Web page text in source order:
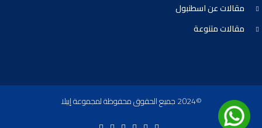
مقالات عن اسطنبول
مقالات متنوعة
©2024 جميع الحقوق محفوظة لمجموعة إيبلا